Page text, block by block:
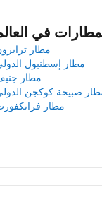
في
مطار
مطار إسطنبول
مطار
صبيحة كوكجن
مطار